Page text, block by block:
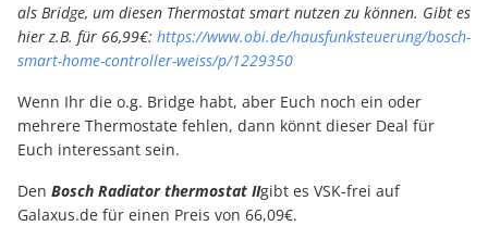
als Bridge, um diesen Thermostat smart nutzen zu können. Gibt es
hier z.B. für 66,99€: https://www.obi.de/hausfunksteuerung/bosch-
smart-home-controller-weiss/p/1229350
Wenn Ihr die o.g. Bridge habt, aber Euch noch ein oder
mehrere Thermostate fehlen, dann könnt dieser Deal für
Euch interessant sein.
Den Bosch Radiator thermostat IIgibt es VSK-frei auf
Galaxus.de für einen Preis von 66,09€.